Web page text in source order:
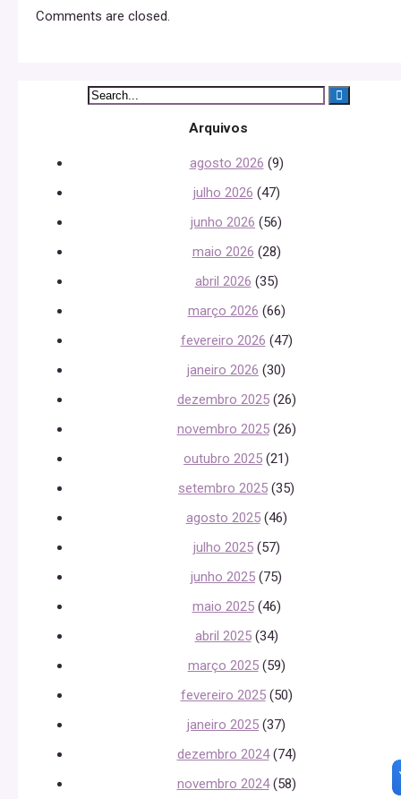
Comments are closed.
Arquivos
agosto 2026 (9)
julho 2026 (47)
junho 2026 (56)
maio 2026 (28)
abril 2026 (35)
março 2026 (66)
fevereiro 2026 (47)
janeiro 2026 (30)
dezembro 2025(26)
novembro 2025(26)
outubro 2025 (21)
setembro 2025 (35)
agosto 2025(46)
julho 2025(57)
junho 2025 (75)
maio 2025(46)
abril 2025(34)
março 2025(59)
fevereiro 2025(50)
janeiro 2025 (37)
dezembro 2024(74)
novembro 2024(58)